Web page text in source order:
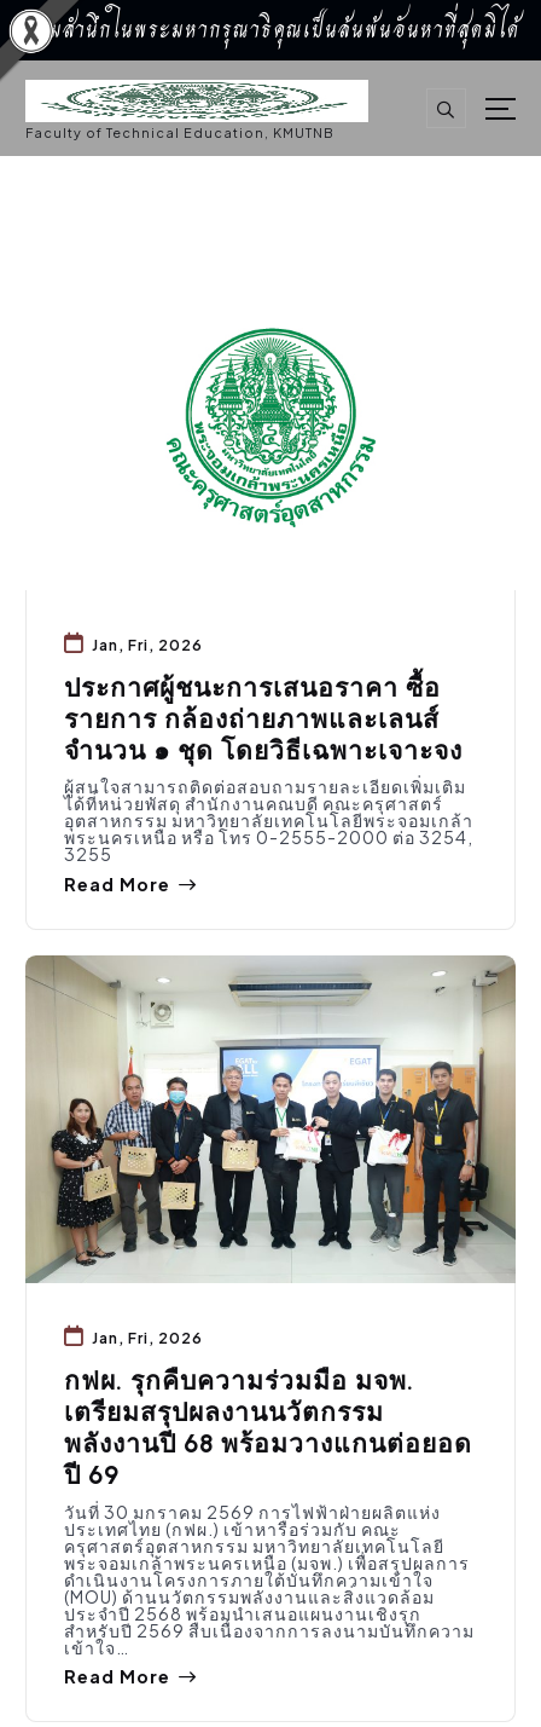
น้อมสำนึกในพระมหากรุณาธิคุณเป็นล้นพ้นอันหาที่สุดมิได้
S
k
o
Faculty of Technical Education, KMUTNB
Jan, Fri, 2026
ประกาศผู้ชนะการเสนอราคา ซื้อ
รายการ กล้องถ่ายภาพและเลนส์
จำนวน ๑ ชุด โดยวิธีเฉพาะเจาะจง
ผู้สนใจสามารถติดต่อสอบถามรายละเอียดเพิ่มเติม
ได้ที่หน่วยพัสดุ สำนักงานคณบดี คณะครุศาสตร์
อุตสาหกรรม มหาวิทยาลัยเทคโนโลยีพระจอมเกล้า
พระนครเหนือ หรือ โทร 0-2555-2000 ต่อ 3254,
3255
Read More
กิจกรรมคณะ,ประชาสัมพันธ์
Jan, Fri, 2026
กฟผ. รุกคืบความร่วมมือ มจพ.
เตรียมสรุปผลงานนวัตกรรม
พลังงานปี 68 พร้อมวางแกนต่อยอด
ปี 69
วันที่ 30 มกราคม 2569 การไฟฟ้าฝ่ายผลิตแห่ง
ประเทศไทย (กฟผ.) เข้าหารือร่วมกับ คณะ
ครุศาสตร์อุตสาหกรรม มหาวิทยาลัยเทคโนโลยี
พระจอมเกล้าพระนครเหนือ (มจพ.) เพื่อสรุปผลการ
ดำเนินงานโครงการภายใต้บันทึกความเข้าใจ
(MOU) ด้านนวัตกรรมพลังงานและสิ่งแวดล้อม
ประจำปี 2568 พร้อมนำเสนอแผนงานเชิงรุก
สำหรับปี 2569 สืบเนื่องจากการลงนามบันทึกความ
เข้าใจ…
Read More